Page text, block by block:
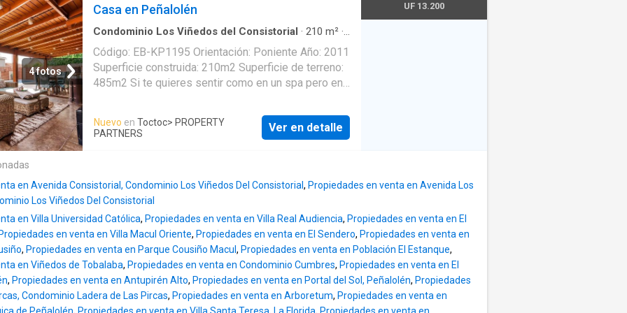
sus beneficios!
excelente ubicación a pasos de Clínica Las Condes
permite un acceso rápido a servicios de salud de
primer nivel. Además se encuentra cercana a
supermercados comercios y todo lo necesario para
una vida cómoda y práctica. La casa cuenta con muy
buenas terminaciones materiales de calidad y
y elegancia en cada espacio. Distribución Primer
Piso: Living comedor amplio y bien iluminado Cocina
en suite 2 habitaciones de buen tamaño Baño
compartido Tercer Piso: 1 habitación d
4 fotos
Casa en Peñalolén
Condominio Los Viñedos del Consistorial · 210 m² ·
·Piscina ·Seguridad
Código: EB-KP1195 Orientación: Poniente Año: 2011
Superficie construida: 210m2 Superficie de terreno:
485m2 Si te quieres sentir como en un spa pero en
En su interior todo un lujo. En excelente estado de
conservación cómodos espacios comunes y
sentir que estamos de vacaciones. Espacios
sumamente bien aprovechados elegantes y
cómodos ideal para recibir a la familia y los amigos.
Una hermosa piscina rodeada por un elegante deck
que además es calefaccionada! Programar las
próximas celebraciones será todo un placer. Para
hacerlo mejor aún te contamos que esta propiedad
se encuentra en condominio con lindas áreas
Nuevo en Toctoc> PROPERTY
PARTNERS
Ver en detalle
UF 13.200
en Avenida Consistorial, Condominio Los Viñedos Del Consistorial , Propiedades en venta en Avenida Los
Los Viñedos Del Consistorial
en Villa Universidad Católica, Propiedades en venta en Villa Real Audiencia, Propiedades en venta en El
Propiedades en venta en Villa Macul Oriente, Propiedades en venta en El Sendero, Propiedades en venta en
, Propiedades en venta en Parque Cousiño Macul , Propiedades en venta en Población El Estanque,
en Viñedos de Tobalaba, Propiedades en venta en Condominio Cumbres, Propiedades en venta en El
, Propiedades en venta en Antupirén Alto, Propiedades en venta en Portal del Sol, Peñalolén, Propiedades
Condominio Ladera de Las Pircas, Propiedades en venta en Arboretum, Propiedades en venta en